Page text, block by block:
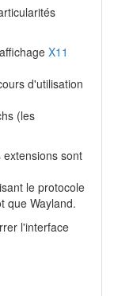
X11
d'utilisation
(les
sont
le protocole
que Wayland.
l'interface